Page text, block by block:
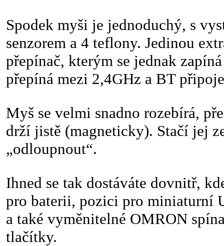
Spodek myši je jednoduchý, s
senzorem a 4 teflony. Jedinou
přepínač, kterým se jednak
přepíná mezi 2,4GHz a BT
Myš se velmi snadno rozebírá,
drží jistě (magneticky). Stačí jej
„odloupnout“.
Ihned se tak dostáváte dovnitř,
pro baterii, pozici pro miniaturní
a také vyměnitelné OMRON
tlačítky.